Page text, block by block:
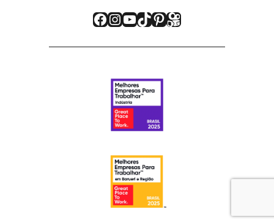
Facebook
Instagram
Youtube
TikTok
Pinterest
Kwai